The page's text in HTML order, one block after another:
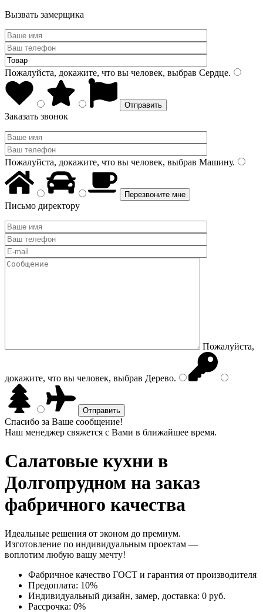
Вызвать замерщика
Пожалуйста, докажите, что вы человек, выбрав Сердце.
Заказать звонок
Пожалуйста, докажите, что вы человек, выбрав Машину.
Письмо директору
Пожалуйста,
докажите, что вы человек, выбрав Дерево.
Спасибо за Ваше сообщение!
Наш менеджер свяжется с Вами в ближайшее время.
Салатовые кухни в
Долгопрудном на заказ
фабричного качества
Идеальные решения от эконом до премиум.
Изготовление по индивидуальным проектам —
воплотим любую вашу мечту!
Фабричное качество ГОСТ и гарантия от производителя
Предоплата: 10%
Индивидуальный дизайн, замер, доставка: 0 руб.
Рассрочка: 0%